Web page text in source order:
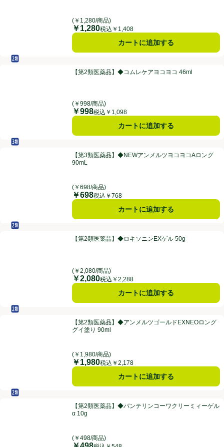
(￥1,280/商品)
価格
￥1,280税込￥1,408
カートに追加する
【第2類医薬品】◆コムレケアヨコヨコ 46ml
セルフメディケーション税制対象
第2類医薬品
【第2類医薬品】◆コムレケアヨコヨコ 46ml
(￥998/商品)
価格
￥998税込￥1,098
カートに追加する
【第3類医薬品】◆NEWアンメルツヨコヨコAロング 90mL
セルフメディケーション税制対象
第3類医薬品
【第3類医薬品】◆NEWアンメルツヨコヨコAロング
90mL
(￥698/商品)
価格
￥698税込￥768
カートに追加する
【第2類医薬品】◆ロキソニンEXゲル 50g
セルフメディケーション税制対象
第2類医薬品
【第2類医薬品】◆ロキソニンEXゲル 50g
(￥2,080/商品)
価格
￥2,080税込￥2,288
カートに追加する
【第2類医薬品】◆アンメルツゴールドEXNEOロンググイ塗り 90ml
セルフメディケーション税制対象
第2類医薬品
【第2類医薬品】◆アンメルツゴールドEXNEOロング
グイ塗り 90ml
(￥1,980/商品)
価格
￥1,980税込￥2,178
カートに追加する
【第2類医薬品】◆バンテリンコーワクリーミィーゲルα 10g
セルフメディケーション税制対象
第2類医薬品
【第2類医薬品】◆バンテリンコーワクリーミィーゲル
α 10g
(￥498/商品)